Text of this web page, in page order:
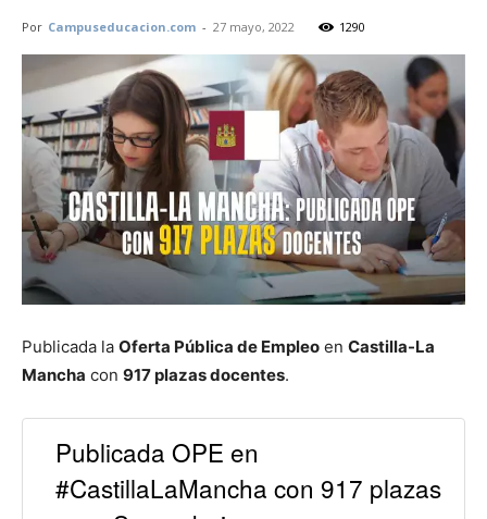
Por Campuseducacion.com - 27 mayo, 2022 1290
Publicada la Oferta Pública de Empleo en Castilla-La
Mancha con 917 plazas docentes.
Publicada OPE en
#CastillaLaMancha con 917 plazas